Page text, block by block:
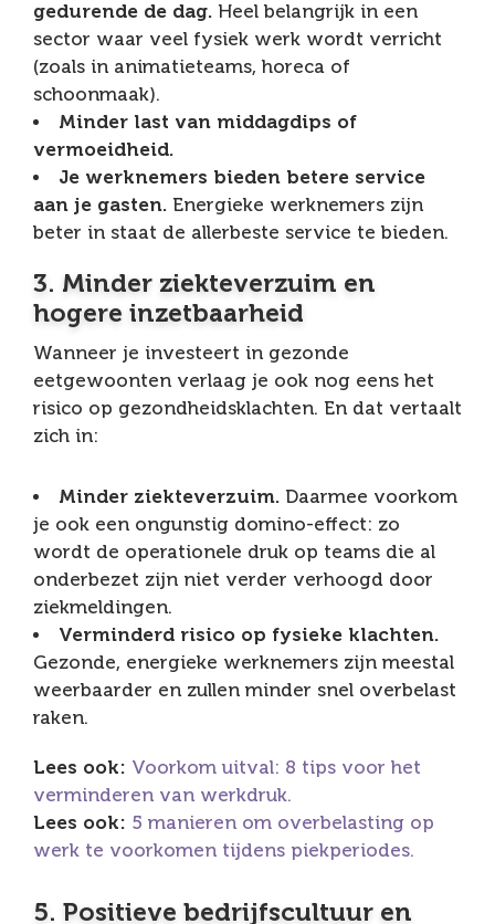
gedurende de dag. Heel belangrijk in een
sector waar veel fysiek werk wordt verricht
(zoals in animatieteams, horeca of
schoonmaak).
Minder last van middagdips of
vermoeidheid.
Je werknemers bieden betere service
aan je gasten. Energieke werknemers zijn
beter in staat de allerbeste service te bieden.
3. Minder ziekteverzuim en
hogere inzetbaarheid
Wanneer je investeert in gezonde
eetgewoonten verlaag je ook nog eens het
risico op gezondheidsklachten. En dat vertaalt
zich in:
Minder ziekteverzuim. Daarmee voorkom
je ook een ongunstig domino-effect: zo
wordt de operationele druk op teams die al
onderbezet zijn niet verder verhoogd door
ziekmeldingen.
Verminderd risico op fysieke klachten.
Gezonde, energieke werknemers zijn meestal
weerbaarder en zullen minder snel overbelast
raken.
Lees ook: Voorkom uitval: 8 tips voor het
verminderen van werkdruk.
Lees ook: 5 manieren om overbelasting op
werk te voorkomen tijdens piekperiodes.
5. Positieve bedrijfscultuur en